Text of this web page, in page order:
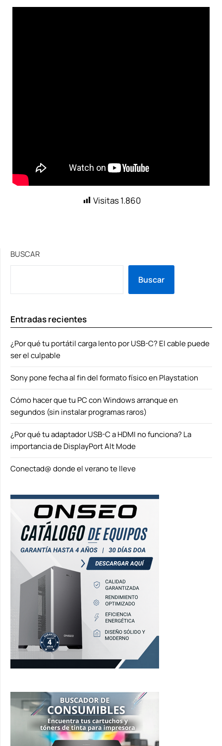
Visitas1.860
BUSCAR
Buscar
Entradas recientes
¿Por qué tu portátil carga lento por USB-C? El cable puede
ser el culpable
Sony pone fecha al fin del formato físico en Playstation
Cómo hacer que tu PC con Windows arranque en
segundos (sin instalar programas raros)
¿Por qué tu adaptador USB-C a HDMI no funciona? La
importancia de DisplayPort Alt Mode
Conectad@ donde el verano te lleve